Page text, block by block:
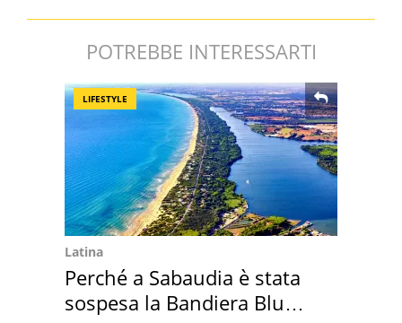
POTREBBE INTERESSARTI
LIFESTYLE
Latina
Perché a Sabaudia è stata
sospesa la Bandiera Blu